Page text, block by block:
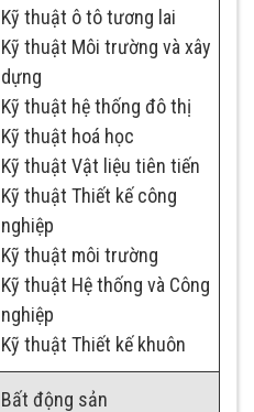
Kỹ thuật ô tô tương lai
Kỹ thuật Môi trường và xây
dựng
Kỹ thuật hệ thống đô thị
Kỹ thuật hoá học
Kỹ thuật Vật liệu tiên tiến
Kỹ thuật Thiết kế công
nghiệp
Kỹ thuật môi trường
Kỹ thuật Hệ thống và Công
nghiệp
Kỹ thuật Thiết kế khuôn
Bất động sản